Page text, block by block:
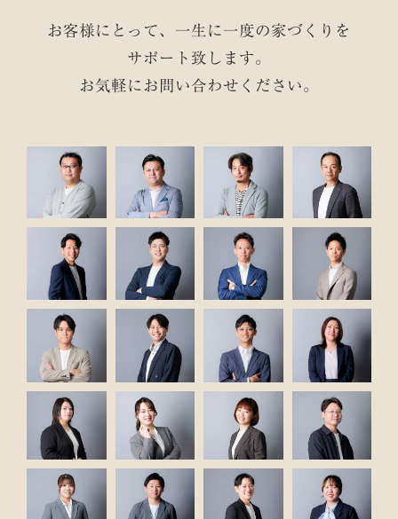
お客様にとって、一生に一度の家づくりを
サポート致します。
お気軽にお問い合わせください。